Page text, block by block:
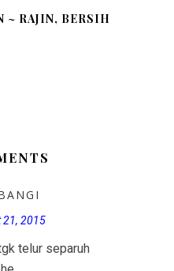
~ RAJIN, BERSIH
21, 2015
telur separuh